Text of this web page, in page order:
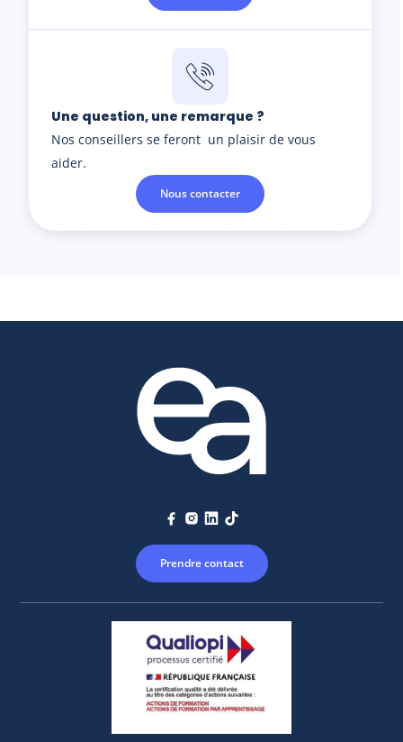
Une question, une remarque ?
Nos conseillers se feront un plaisir de vous
aider.
Nous contacter
Prendre contact